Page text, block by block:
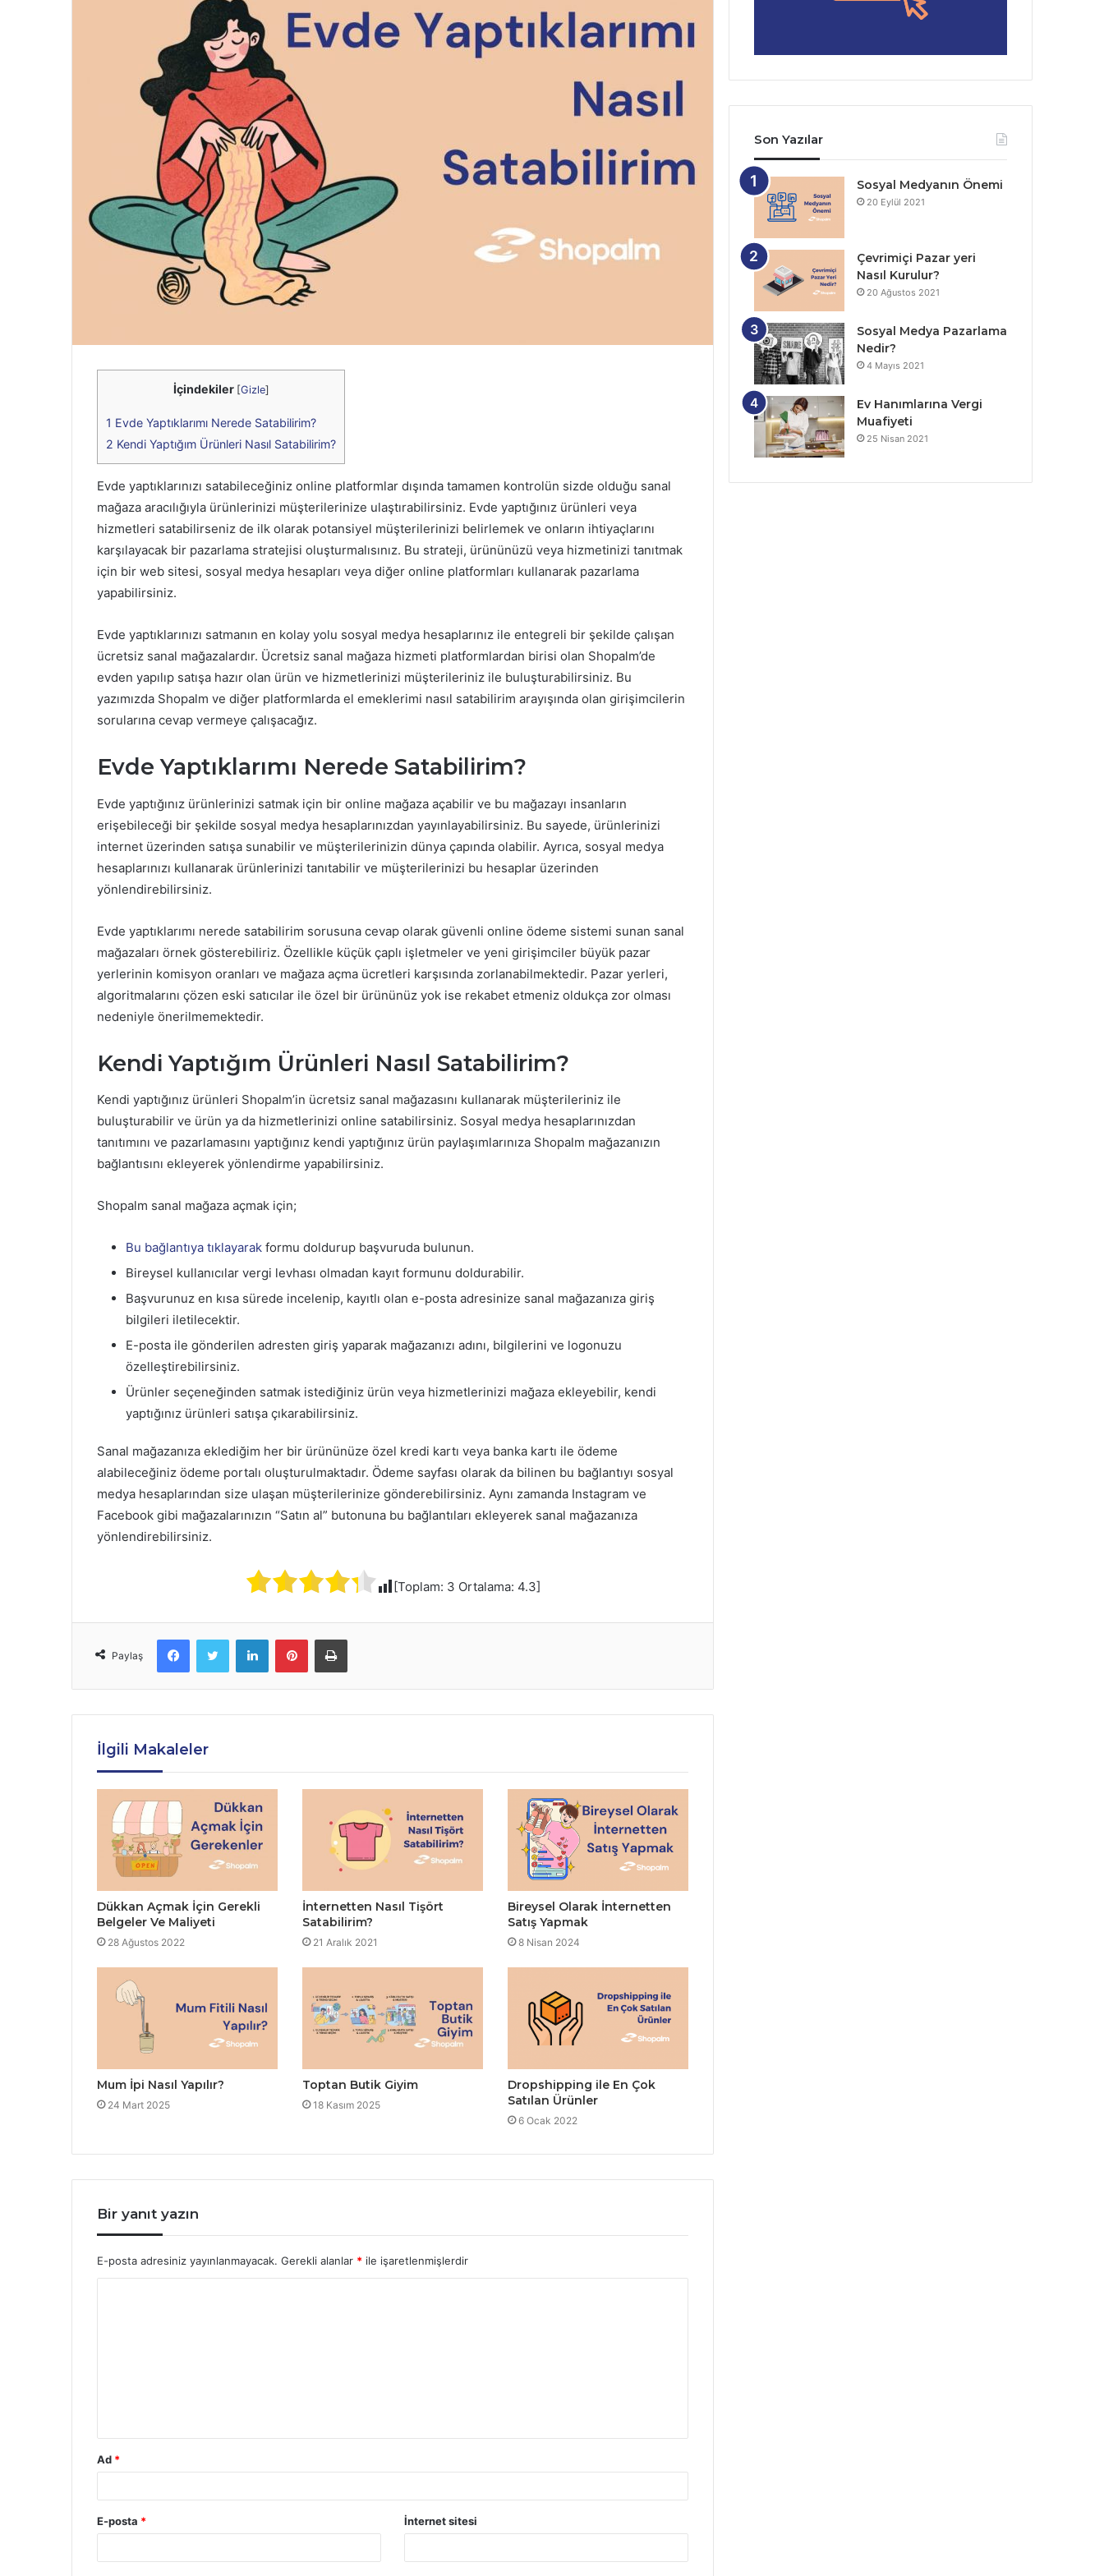
İçindekiler [Gizle]
1 Evde Yaptıklarımı Nerede Satabilirim?
2 Kendi Yaptığım Ürünleri Nasıl Satabilirim?
Evde yaptıklarınızı satabileceğiniz online platformlar dışında tamamen kontrolün sizde olduğu sanal
mağaza aracılığıyla ürünlerinizi müşterilerinize ulaştırabilirsiniz. Evde yaptığınız ürünleri veya
hizmetleri satabilirseniz de ilk olarak potansiyel müşterilerinizi belirlemek ve onların ihtiyaçlarını
karşılayacak bir pazarlama stratejisi oluşturmalısınız. Bu strateji, ürününüzü veya hizmetinizi tanıtmak
için bir web sitesi, sosyal medya hesapları veya diğer online platformları kullanarak pazarlama
yapabilirsiniz.
Evde yaptıklarınızı satmanın en kolay yolu sosyal medya hesaplarınız ile entegreli bir şekilde çalışan
ücretsiz sanal mağazalardır. Ücretsiz sanal mağaza hizmeti platformlardan birisi olan Shopalm’de
evden yapılıp satışa hazır olan ürün ve hizmetlerinizi müşterileriniz ile buluşturabilirsiniz. Bu
yazımızda Shopalm ve diğer platformlarda el emeklerimi nasıl satabilirim arayışında olan girişimcilerin
sorularına cevap vermeye çalışacağız.
Evde Yaptıklarımı Nerede Satabilirim?
Evde yaptığınız ürünlerinizi satmak için bir online mağaza açabilir ve bu mağazayı insanların
erişebileceği bir şekilde sosyal medya hesaplarınızdan yayınlayabilirsiniz. Bu sayede, ürünlerinizi
internet üzerinden satışa sunabilir ve müşterilerinizin dünya çapında olabilir. Ayrıca, sosyal medya
hesaplarınızı kullanarak ürünlerinizi tanıtabilir ve müşterilerinizi bu hesaplar üzerinden
yönlendirebilirsiniz.
Evde yaptıklarımı nerede satabilirim sorusuna cevap olarak güvenli online ödeme sistemi sunan sanal
mağazaları örnek gösterebiliriz. Özellikle küçük çaplı işletmeler ve yeni girişimciler büyük pazar
yerlerinin komisyon oranları ve mağaza açma ücretleri karşısında zorlanabilmektedir. Pazar yerleri,
algoritmalarını çözen eski satıcılar ile özel bir ürününüz yok ise rekabet etmeniz oldukça zor olması
nedeniyle önerilmemektedir.
Kendi Yaptığım Ürünleri Nasıl Satabilirim?
Kendi yaptığınız ürünleri Shopalm’in ücretsiz sanal mağazasını kullanarak müşterileriniz ile
buluşturabilir ve ürün ya da hizmetlerinizi online satabilirsiniz. Sosyal medya hesaplarınızdan
tanıtımını ve pazarlamasını yaptığınız kendi yaptığınız ürün paylaşımlarınıza Shopalm mağazanızın
bağlantısını ekleyerek yönlendirme yapabilirsiniz.
Shopalm sanal mağaza açmak için;
Bu bağlantıya tıklayarak formu doldurup başvuruda bulunun.
Bireysel kullanıcılar vergi levhası olmadan kayıt formunu doldurabilir.
Başvurunuz en kısa sürede incelenip, kayıtlı olan e-posta adresinize sanal mağazanıza giriş
bilgileri iletilecektir.
E-posta ile gönderilen adresten giriş yaparak mağazanızı adını, bilgilerini ve logonuzu
özelleştirebilirsiniz.
Ürünler seçeneğinden satmak istediğiniz ürün veya hizmetlerinizi mağaza ekleyebilir, kendi
yaptığınız ürünleri satışa çıkarabilirsiniz.
Sanal mağazanıza eklediğim her bir ürününüze özel kredi kartı veya banka kartı ile ödeme
alabileceğiniz ödeme portalı oluşturulmaktadır. Ödeme sayfası olarak da bilinen bu bağlantıyı sosyal
medya hesaplarından size ulaşan müşterilerinize gönderebilirsiniz. Aynı zamanda Instagram ve
Facebook gibi mağazalarınızın “Satın al” butonuna bu bağlantıları ekleyerek sanal mağazanıza
yönlendirebilirsiniz.
[Toplam: 3 Ortalama: 4.3]
Paylaş
FacebookTwitter LinkedInPinterestYazdır
İlgili Makaleler
Dükkan Açmak İçin Gerekli
Belgeler Ve Maliyeti
28 Ağustos 2022
İnternetten Nasıl Tişört
Satabilirim?
21 Aralık 2021
Bireysel Olarak İnternetten
Satış Yapmak
8 Nisan 2024
Mum İpi Nasıl Yapılır?
24 Mart 2025
Toptan Butik Giyim
18 Kasım 2025
Dropshipping ile En Çok
Satılan Ürünler
6 Ocak 2022
Bir yanıt yazın
E-posta adresiniz yayınlanmayacak. Gerekli alanlar * ile işaretlenmişlerdir
Ad *
E-posta * İnternet sitesi
Son Yazılar
Sosyal Medyanın Önemi
20 Eylül 2021
Çevrimiçi Pazar yeri
Nasıl Kurulur?
20 Ağustos 2021
Sosyal Medya Pazarlama
Nedir?
4 Mayıs 2021
Ev Hanımlarına Vergi
Muafiyeti
25 Nisan 2021